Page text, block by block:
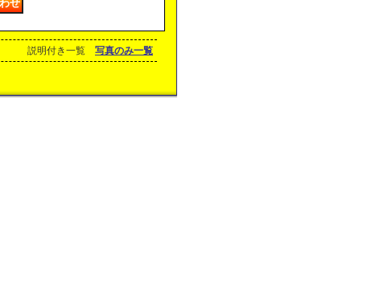
説明付き一覧 写真のみ一覧